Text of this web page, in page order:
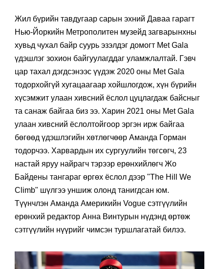
Жил бүрийн тавдугаар сарын эхний Даваа гарагт
Нью-Йоркийн Метрополитен музейд загварынхны
хувьд чухал байр суурь эзэлдэг домогт Met Gala
үдэшлэг зохион байгуулагддаг уламжлалтай. Гэвч
цар тахал дэгдсэнээс үүдэж 2020 оны Met Gala
тодорхойгүй хугацаагаар хойшлогдож, хүн бүрийн
хүсэмжит улаан хивсний ёслол цуцлагдаж байсныг
та санаж байгаа биз ээ. Харин 2021 оны Мet Gala
улаан хивсний ёслолтойгоор эргэн ирж байгаа
бөгөөд үдэшлэгийн хөтлөгчөөр Аманда Горман
тодорчээ. Харвардын их сургуулийн төгсөгч, 23
настай яруу найрагч тэрээр ерөнхийлөгч Жо
Байдены тангараг өргөх ёслол дээр "The Hill We
Climb" шүлгээ уншиж олонд танигдсан юм.
Түүнчлэн Аманда Америкийн Vogue сэтгүүлийн
ерөнхий редактор Анна Винтурын нүдэнд өртөж
сэтгүүлийн нүүрийг чимсэн туршлагатай билээ.